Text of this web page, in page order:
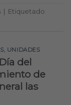
Etiquetado
, UNIDADES
del
de
las